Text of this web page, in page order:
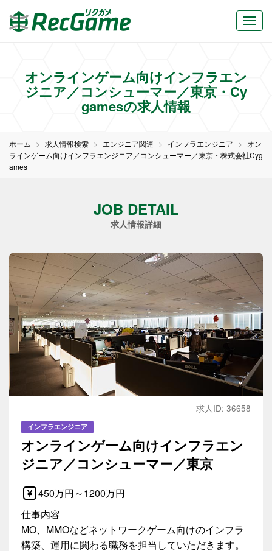
オンラインゲーム向けインフラエン
ジニア／コンシューマー／東京・Cy
gamesの求人情報
ホーム 求人情報検索 エンジニア関連 インフラエンジニア
オン
ラインゲーム向けインフラエンジニア／コンシューマー／東京・株式会社Cyg
ames
JOB DETAIL
求人情報詳細
求人ID: 36658
インフラエンジニア
オンラインゲーム向けインフラエン
ジニア／コンシューマー／東京
450万円～1200万円
仕事内容
MO、MMOなどネットワークゲーム向けのインフラ
構築、運用に関わる職務を担当していただきます。